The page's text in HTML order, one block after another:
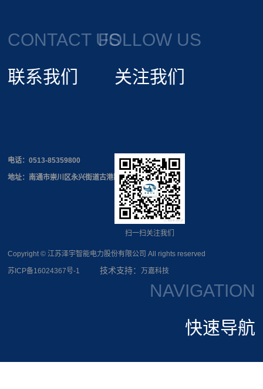
CONTACT US
联系我们
电话：0513-85359800
地址：南通市崇川区永兴街道古港路168号
Copyright © 江苏泽宇智能电力股份有限公司 All rights reserved
苏ICP备16024367号-1 技术支持：万嘉科技
FOLLOW US
关注我们
扫一扫关注我们
NAVIGATION
快速导航